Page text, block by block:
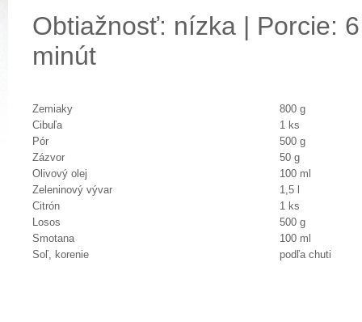
Obtiažnosť: nízka | Porcie:
minút
Zemiaky
800 g
Cibuľa
1 ks
Pór
500 g
Zázvor
50 g
Olivový olej
100 ml
Zeleninový vývar
1,5 l
Citrón
1 ks
Losos
500 g
Smotana
100 ml
Soľ, korenie
podľa chuti